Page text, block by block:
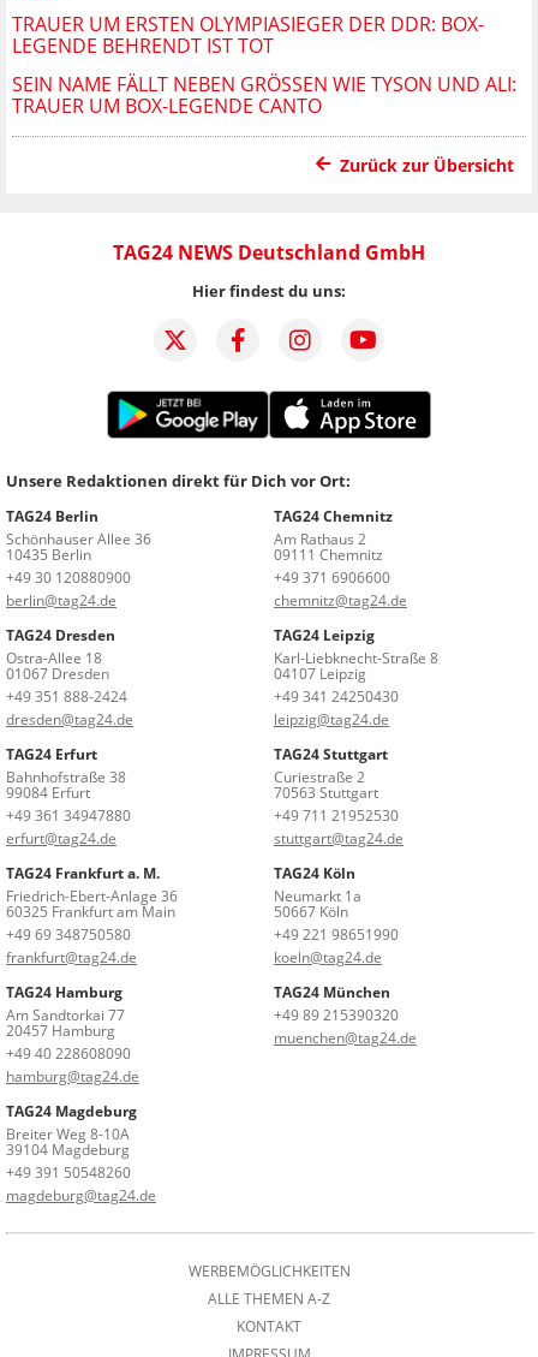
TRAUER UM ERSTEN OLYMPIASIEGER DER DDR: BOX-
LEGENDE BEHRENDT IST TOT
SEIN NAME FÄLLT NEBEN GRÖSSEN WIE TYSON UND ALI: T
RAUER UM BOX-LEGENDE CANTO
Zurück zur Übersicht
TAG24 NEWS Deutschland GmbH
Hier findest du uns:
Unsere Redaktionen direkt für Dich vor Ort:
TAG24 Berlin
Schönhauser Allee 36
10435 Berlin
+49 30 120880900
berlin@tag24.de
TAG24 Chemnitz
Am Rathaus 2
09111 Chemnitz
+49 371 6906600
chemnitz@tag24.de
TAG24 Dresden
Ostra-Allee 18
01067 Dresden
+49 351 888-2424
dresden@tag24.de
TAG24 Leipzig
Karl-Liebknecht-Straße 8
04107 Leipzig
+49 341 24250430
leipzig@tag24.de
TAG24 Erfurt
Bahnhofstraße 38
99084 Erfurt
+49 361 34947880
erfurt@tag24.de
TAG24 Stuttgart
Curiestraße 2
70563 Stuttgart
+49 711 21952530
stuttgart@tag24.de
TAG24 Frankfurt a. M.
Friedrich-Ebert-Anlage 36
60325 Frankfurt am Main
+49 69 348750580
frankfurt@tag24.de
TAG24 Köln
Neumarkt 1a
50667 Köln
+49 221 98651990
koeln@tag24.de
TAG24 Hamburg
Am Sandtorkai 77
20457 Hamburg
+49 40 228608090
hamburg@tag24.de
TAG24 München
+49 89 215390320
muenchen@tag24.de
TAG24 Magdeburg
Breiter Weg 8-10A
39104 Magdeburg
+49 391 50548260
magdeburg@tag24.de
WERBEMÖGLICHKEITEN
ALLE THEMEN A-Z
KONTAKT